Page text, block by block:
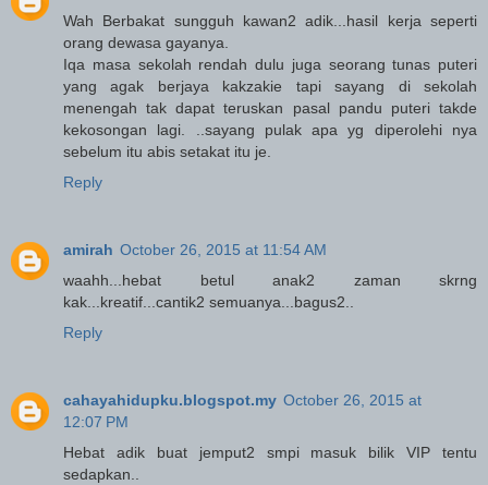
Wah Berbakat sungguh kawan2 adik...hasil kerja seperti
orang dewasa gayanya.
Iqa masa sekolah rendah dulu juga seorang tunas puteri
yang agak berjaya kakzakie tapi sayang di sekolah
menengah tak dapat teruskan pasal pandu puteri takde
kekosongan lagi. ..sayang pulak apa yg diperolehi nya
sebelum itu abis setakat itu je.
Reply
amirah October 26, 2015 at 11:54 AM
waahh...hebat betul anak2 zaman skrng
kak...kreatif...cantik2 semuanya...bagus2..
Reply
cahayahidupku.blogspot.my October 26, 2015 at
12:07 PM
Hebat adik buat jemput2 smpi masuk bilik VIP tentu
sedapkan..